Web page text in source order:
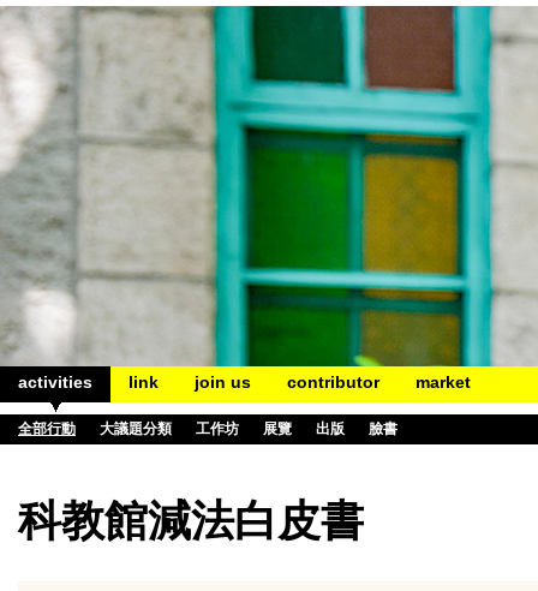
activities link join us contributor market
全部行動 大議題分類 工作坊 展覽 出版 臉書
科教館減法白皮書